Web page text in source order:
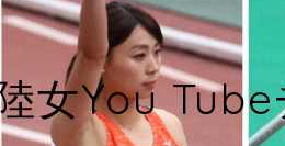
女You